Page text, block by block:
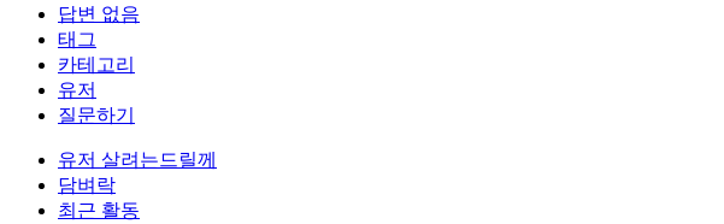
답변 없음
태그
카테고리
유저
질문하기
유저 살려는드릴께
담벼락
최근 활동